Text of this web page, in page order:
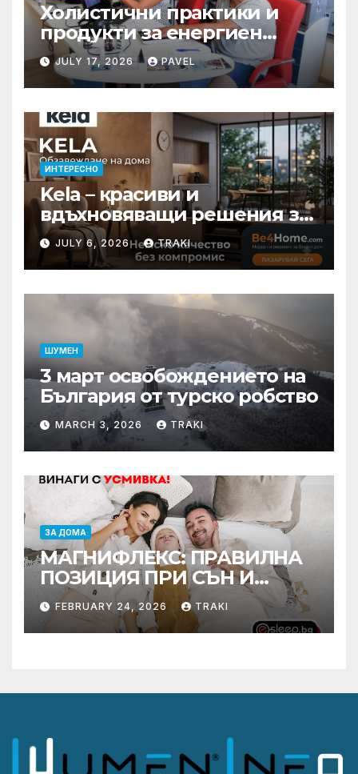
Холистични практики и
продукти за енергиен
баланс в ежедневието
JULY 17, 2026 PAVEL
ИНТЕРЕСНО
Kela – красиви и
вдъхновяващи решения за
вашия дом
JULY 6, 2026 TRAKI
ШУМЕН
3 март освобождението на
България от турско робство
MARCH 3, 2026 TRAKI
ЗА ДОМА
МАГНИФЛЕКС: ПРАВИЛНА
ПОЗИЦИЯ ПРИ СЪН И
ПРОМОЦИЯ В Е-SLEEP.BG
FEBRUARY 24, 2026 TRAKI